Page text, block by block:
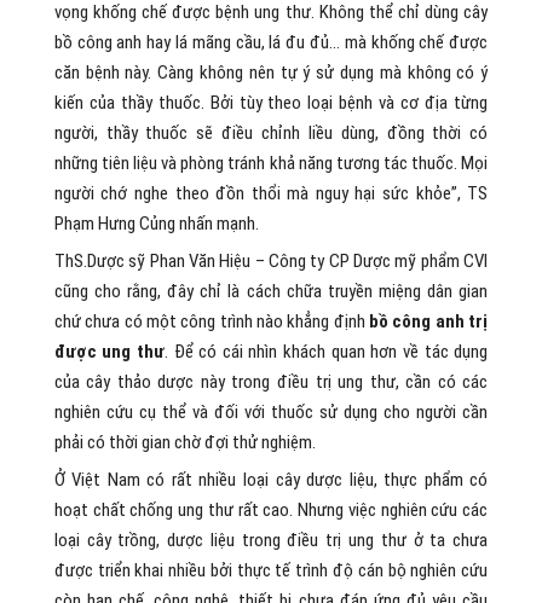
vọng khống chế được bệnh ung thư. Không thể chỉ dùng cây
bồ công anh hay lá mãng cầu, lá đu đủ… mà khống chế được
căn bệnh này. Càng không nên tự ý sử dụng mà không có ý
kiến của thầy thuốc. Bởi tùy theo loại bệnh và cơ địa từng
người, thầy thuốc sẽ điều chỉnh liều dùng, đồng thời có
những tiên liệu và phòng tránh khả năng tương tác thuốc. Mọi
người chớ nghe theo đồn thổi mà nguy hại sức khỏe”, TS
Phạm Hưng Củng nhấn mạnh.
ThS.Dược sỹ Phan Văn Hiệu – Công ty CP Dược mỹ phẩm CVI
cũng cho rằng, đây chỉ là cách chữa truyền miệng dân gian
chứ chưa có một công trình nào khẳng định bồ công anh trị
được ung thư. Để có cái nhìn khách quan hơn về tác dụng
của cây thảo dược này trong điều trị ung thư, cần có các
nghiên cứu cụ thể và đối với thuốc sử dụng cho người cần
phải có thời gian chờ đợi thử nghiệm.
Ở Việt Nam có rất nhiều loại cây dược liệu, thực phẩm có
hoạt chất chống ung thư rất cao. Nhưng việc nghiên cứu các
loại cây trồng, dược liệu trong điều trị ung thư ở ta chưa
được triển khai nhiều bởi thực tế trình độ cán bộ nghiên cứu